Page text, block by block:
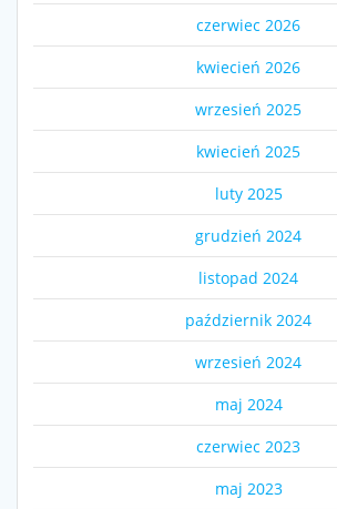
czerwiec 2026
kwiecień 2026
wrzesień 2025
kwiecień 2025
luty 2025
grudzień 2024
listopad 2024
październik 2024
wrzesień 2024
maj 2024
czerwiec 2023
maj 2023